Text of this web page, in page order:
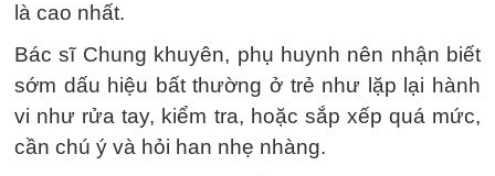
là cao nhất.
Bác sĩ Chung khuyên, phụ huynh nên nhận biết
sớm dấu hiệu bất thường ở trẻ như lặp lại hành
vi như rửa tay, kiểm tra, hoặc sắp xếp quá mức,
cần chú ý và hỏi han nhẹ nhàng.